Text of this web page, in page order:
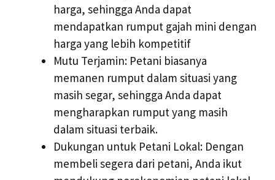
harga, sehingga Anda dapat
mendapatkan rumput gajah mini dengan
harga yang lebih kompetitif
Mutu Terjamin: Petani biasanya
memanen rumput dalam situasi yang
masih segar, sehingga Anda dapat
mengharapkan rumput yang masih
dalam situasi terbaik.
Dukungan untuk Petani Lokal: Dengan
membeli segera dari petani, Anda ikut